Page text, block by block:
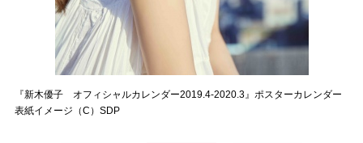
『新木優子 オフィシャルカレンダー2019.4-2020.3』ポスターカレンダー
表紙イメージ（C）SDP